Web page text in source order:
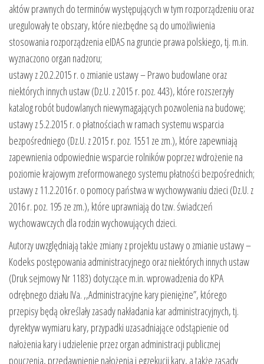
aktów prawnych do terminów występujących w tym rozporządzeniu oraz
uregulowały te obszary, które niezbędne są do umożliwienia
stosowania rozporządzenia eIDAS na gruncie prawa polskiego, tj. m.in.
wyznaczono organ nadzoru;
ustawy z 20.2.2015 r. o zmianie ustawy – Prawo budowlane oraz
niektórych innych ustaw (Dz.U. z 2015 r. poz. 443), które rozszerzyły
katalog robót budowlanych niewymagających pozwolenia na budowę;
ustawy z 5.2.2015 r. o płatnościach w ramach systemu wsparcia
bezpośredniego (Dz.U. z 2015 r. poz. 1551 ze zm.), które zapewniają
zapewnienia odpowiednie wsparcie rolników poprzez wdrożenie na
poziomie krajowym zreformowanego systemu płatności bezpośrednich;
ustawy z 11.2.2016 r. o pomocy państwa w wychowywaniu dzieci (Dz.U. z
2016 r. poz. 195 ze zm.), które uprawniają do tzw. świadczeń
wychowawczych dla rodzin wychowujących dzieci.
Autorzy uwzględniają także zmiany z projektu ustawy o zmianie ustawy –
Kodeks postępowania administracyjnego oraz niektórych innych ustaw
(Druk sejmowy Nr 1183) dotyczące m.in. wprowadzenia do KPA
odrębnego działu IVa. ,,Administracyjne kary pieniężne”, którego
przepisy będą określały zasady nakładania kar administracyjnych, tj.
dyrektyw wymiaru kary, przypadki uzasadniające odstąpienie od
nałożenia kary i udzielenie przez organ administracji publicznej
pouczenia, przedawnienie nałożenia i egzekucji kary, a także zasady